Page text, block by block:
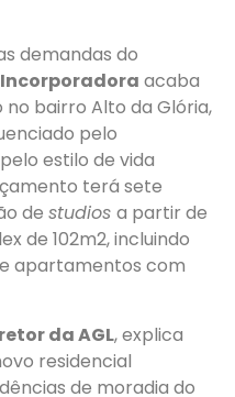
demandas do
Incorporadora acaba
bairro Alto da Glória,
pelo
estilo de vida
terá sete
de studios a partir de
de 102m2, incluindo
e apartamentos com
da AGL, explica
residencial
de moradia do